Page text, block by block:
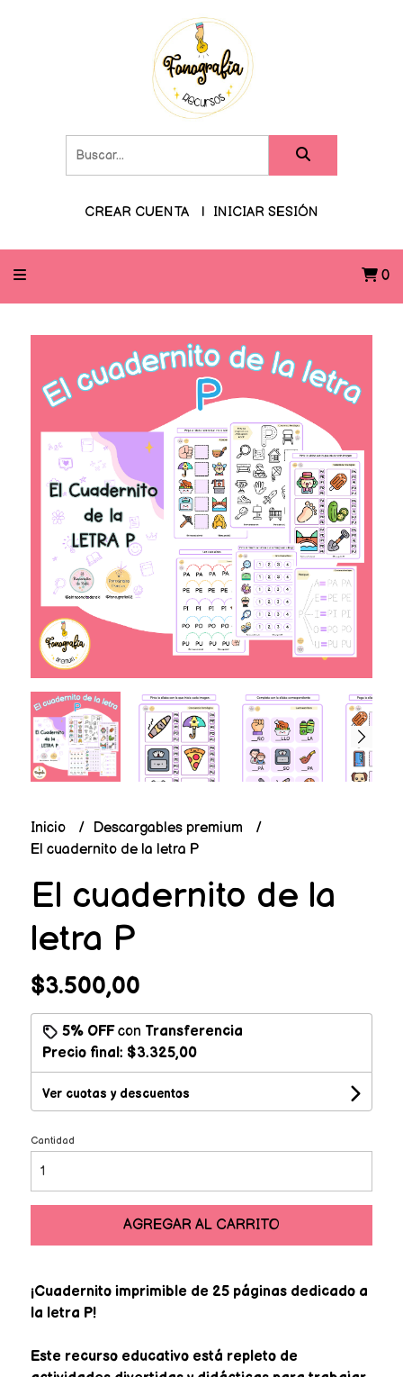
CREAR CUENTA INICIAR SESIÓN
0
Inicio
Descargables premium
El cuadernito de la letra P
El cuadernito de la
letra P
$3.500,00
5% OFFcon Transferencia
Precio final: $3.325,00
Ver cuotas y descuentos
Cantidad
AGREGAR AL CARRITO
¡Cuadernito imprimible de 25 páginas dedicado a
la letra P!
Este recurso educativo está repleto de